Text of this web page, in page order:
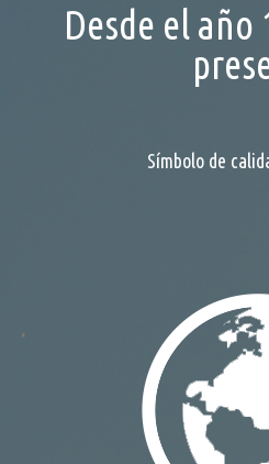
Desde el año
Símbolo de